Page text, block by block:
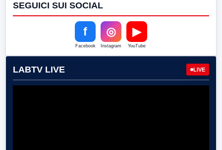
SEGUICI SUI SOCIAL
f
Facebook
◎
Instagram
▶
YouTube
LABTV LIVE LIVE